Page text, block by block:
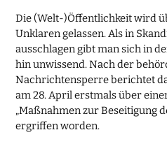
Die (Welt-)Öffentlichkeit wird
Unklaren gelassen. Als in
ausschlagen gibt man sich in
hin unwissend. Nach der
Nachrichtensperre berichtet
am 28. April erstmals über
„Maßnahmen zur Beseitigung
ergriffen worden.